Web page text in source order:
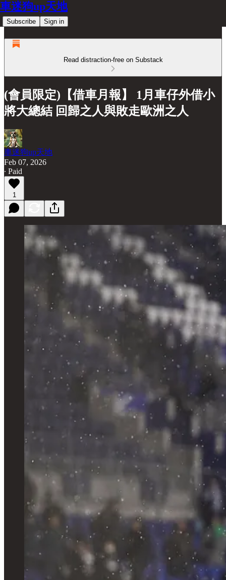
車迷狗up天地
Subscribe Sign in
Read distraction-free on Substack
(會員限定)【借車月報】 1月車仔外借小
將大總結 回歸之人與敗走歐洲之人
車迷狗up天地
Feb 07, 2026
∙ Paid
1